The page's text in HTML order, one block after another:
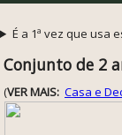
É a 1ª vez que usa
Conjunto de 2
(VER MAIS: Casa e